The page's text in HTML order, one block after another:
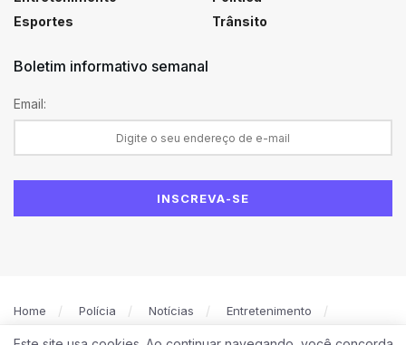
Esportes
Trânsito
Boletim informativo semanal
Email:
Home Polícia Notícias
Entretenimento